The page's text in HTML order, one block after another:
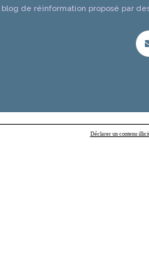
blog de réinformation proposé par
Déclarer un contenu